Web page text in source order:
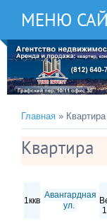
МЕНЮ
Главная » Квартира
Квартира
1ккв
Авангардная
ул.